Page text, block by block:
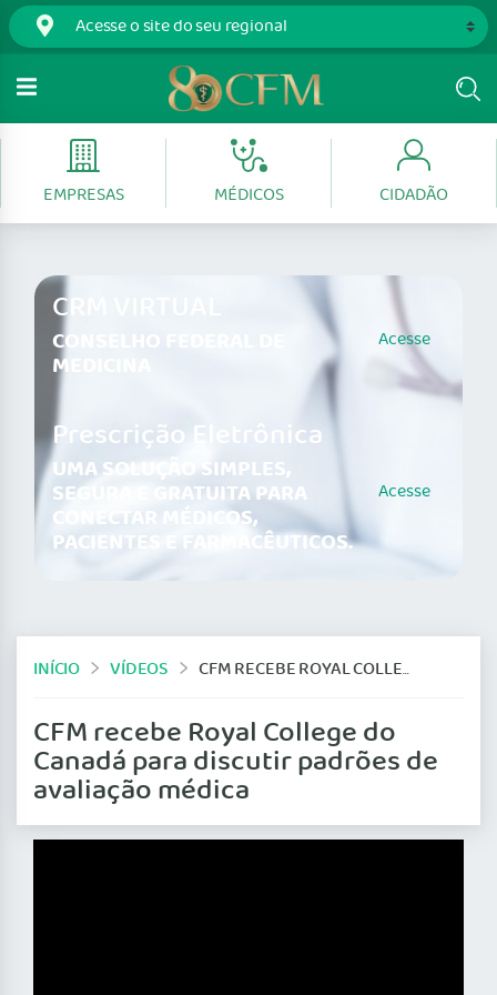
EMPRESAS MÉDICOS CIDADÃO
CRM VIRTUAL
CONSELHO FEDERAL DE
MEDICINA
Acesse
Prescrição Eletrônica
UMA SOLUÇÃO SIMPLES,
SEGURA E GRATUITA PARA
CONECTAR MÉDICOS,
PACIENTES E FARMACÊUTICOS.
Acesse
INÍCIO VÍDEOS CFM RECEBE ROYAL COLLEGE DO CANADÁ PARA DISCUTIR PADRÕES DE AVALIAÇÃO MÉDICA
CFM recebe Royal College do
Canadá para discutir padrões de
avaliação médica